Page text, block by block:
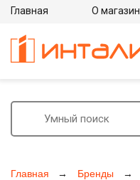
Главная Бренды
Главная О